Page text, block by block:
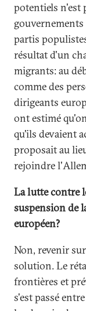
potentiels n'est
partis
résultat d'un
migrants: au
comme des
dirigeants
ont estimé
qu'ils devaient
proposait au
rejoindre
La lutte contre
suspension de
européen?
Non, revenir
solution. Le
frontières et
s'est passé